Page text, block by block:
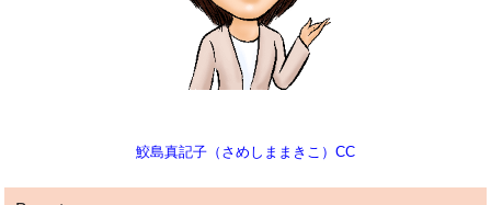
鮫島真記子（さめしままきこ）CC